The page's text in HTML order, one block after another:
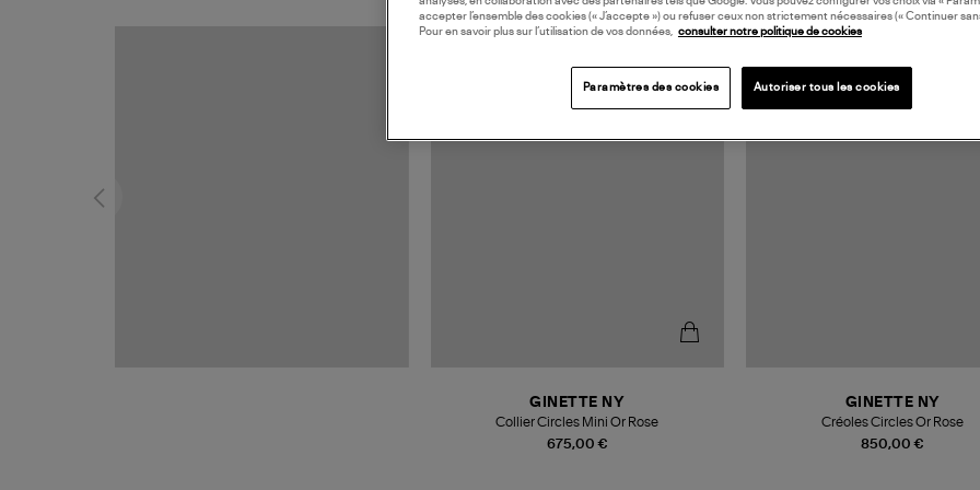
675,00 €
GINETTE NY
Collier Circles Mini Or Rose
850,00 €
GINETTE NY
Créoles Circles Or Rose
accepter l’ensemble des cookies (« J’accepte ») ou refuser ceux non strictement nécessaires (« Continuer
Pour en savoir plus sur l’utilisation de vos données, consulter notre politique de cookies
Paramètres des cookies Autoriser tous les cookies